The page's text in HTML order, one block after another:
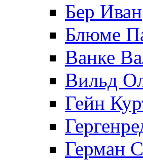
Бер Иван
Блюме
Ванке
Вильд
Гейн
Герман